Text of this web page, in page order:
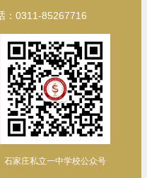
：0311-85267716
石家庄私立一中学校公众号